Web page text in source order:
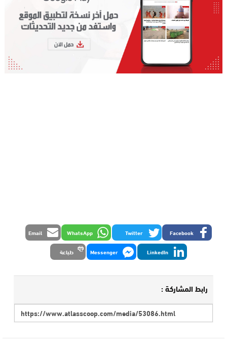
Facebook
Twitter
WhatsApp
Email
LinkedIn
Messenger طباعة
رابط المشاركة :